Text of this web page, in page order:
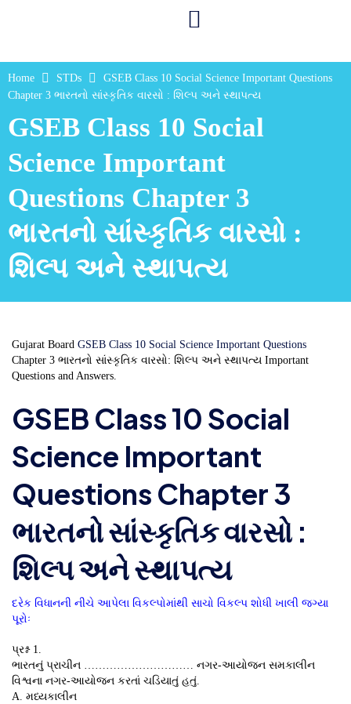
Home STDs
GSEB Class 10 Social Science Important Questions
Chapter 3 ભારતનો સાંસ્કૃતિક વારસો : શિલ્પ અને સ્થાપત્ય
GSEB Class 10 Social
Science Important
Questions Chapter 3
ભારતનો સાંસ્કૃતિક વારસો :
શિલ્પ અને સ્થાપત્ય
Gujarat Board GSEB Class 10 Social Science Important Questions
Chapter 3 ભારતનો સાંસ્કૃતિક વારસો: શિલ્પ અને સ્થાપત્ય Important
Questions and Answers.
GSEB Class 10 Social
Science Important
Questions Chapter 3
ભારતનો સાંસ્કૃતિક વારસો :
શિલ્પ અને સ્થાપત્ય
દરેક વિધાનની નીચે આપેલા વિકલ્પોમાંથી સાચો વિકલ્પ શોધી ખાલી જગ્યા
પૂરોઃ
પ્રશ્ન 1.
ભારતનું પ્રાચીન ………………………… નગર-આયોજન સમકાલીન
વિશ્વના નગર-આયોજન કરતાં ચડિયાતું હતું.
A. મધ્યકાલીન